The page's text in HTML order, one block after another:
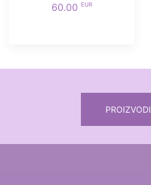
60.00 EUR
PROIZVODI